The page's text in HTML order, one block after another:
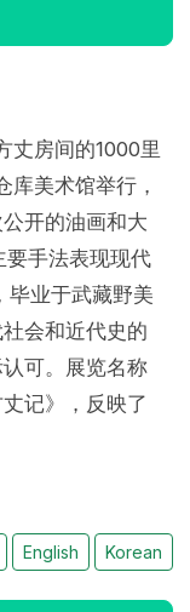
丈房间的1000里
库美术馆举行，
开的油画和大
手法表现现代
毕业于武藏野美
会和近代史的
可。展览名称
记》，反映了
English Korean